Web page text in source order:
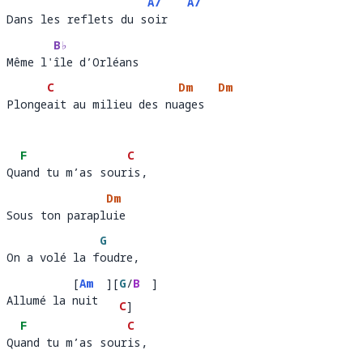
Dans les reflets du soir
Dans les reflets du soir
Même l'
B♭
île d’Orléans
Même l'île d’Orléans
Plonge
C
ait au milieu des nu
Dm
ages
Dm
Plongeait au milieu des nuages
Qu
F
and tu m’as sour
C
is,
Quand tu m’as souris,
Sous ton parapl
Dm
uie
Sous ton parapluie
On a volé la f
G
oudre,
On a volé la foudre,
Allumé la
[Am
  ]
uit
[G/B
C]
]
Allumé la nuit
F
C
Quand tu m’as souris,